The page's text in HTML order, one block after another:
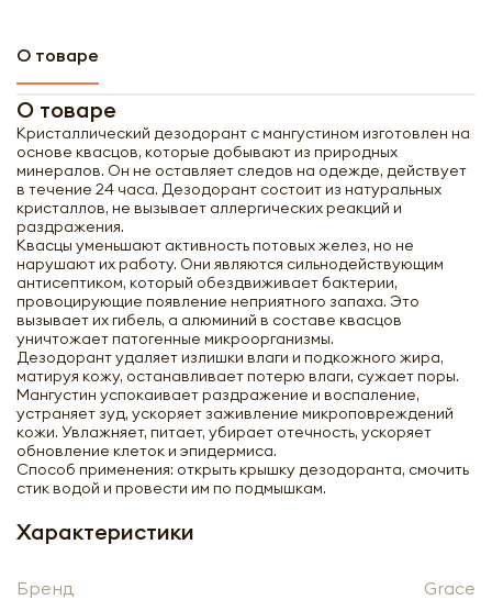
О товаре
О товаре
Кристаллический дезодорант с мангустином изготовлен на
основе квасцов, которые добывают из природных
минералов. Он не оставляет следов на одежде, действует
в течение 24 часа. Дезодорант состоит из натуральных
кристаллов, не вызывает аллергических реакций и
раздражения.
Квасцы уменьшают активность потовых желез, но не
нарушают их работу. Они являются сильнодействующим
антисептиком, который обездвиживает бактерии,
провоцирующие появление неприятного запаха. Это
вызывает их гибель, а алюминий в составе квасцов
уничтожает патогенные микроорганизмы.
Дезодорант удаляет излишки влаги и подкожного жира,
матируя кожу, останавливает потерю влаги, сужает поры.
Мангустин успокаивает раздражение и воспаление,
устраняет зуд, ускоряет заживление микроповреждений
кожи. Увлажняет, питает, убирает отечность, ускоряет
обновление клеток и эпидермиса.
Способ применения: открыть крышку дезодоранта, смочить
стик водой и провести им по подмышкам.
Характеристики
Бренд Grace
Получить оптовый
прайс-лист